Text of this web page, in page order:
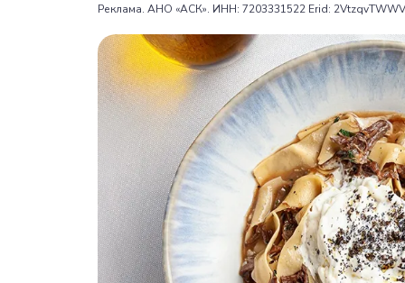
Реклама. АНО «АСК». ИНН: 7203331522 Erid: